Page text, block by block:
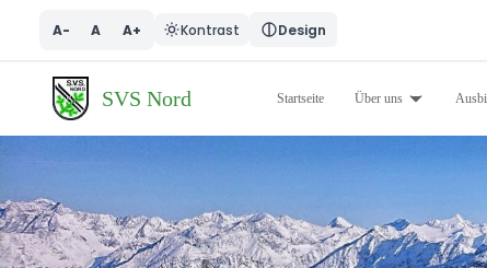
A- A A+ Kontrast Design
SVS Nord Startseite Über uns